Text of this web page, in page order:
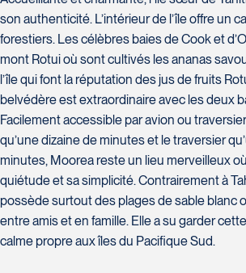
son authenticité. L’intérieur de l’île offre un
forestiers. Les célèbres baies de Cook et
mont Rotui où sont cultivés les ananas
l’île qui font la réputation des jus de fruits
belvédère est extraordinaire avec les deux
Facilement accessible par avion ou
qu’une dizaine de minutes et le traversier
minutes, Moorea reste un lieu merveilleux où
quiétude et sa simplicité. Contrairement à
possède surtout des plages de sable blanc
entre amis et en famille. Elle a su garder
calme propre aux îles du Pacifique Sud.
Tél :450-582-4727 / 1-866-755-
5256
Voyages Nouveau-Monde
420 Boulevard Manseau
Joliette
J6E 3E1
Tél : 450-755-5557 / 1-877-751-
5557
J7E 0C2
Tél :450-437-2324
Voyages des Laurentides
939 Boulevard Albiny-Paquette
Mont-Laurier
J9L 3J1
Tél :819-623-2511 / 1-866-385-
2511
Laval
H7T 1C8
Tél :450-688-6211 / 1-888-682-
8616
Club Voyages Orientation
1001 Boulevard de Montarville -
local 39
Boucherville
J4B 6P5
Tél :450-655-1855 / 1-866-655-
5736
La Forfaiterie Voyages
5401 Boulevard Des Galeries -
Local 104 (porte H)
Québec
G2K 1N4
Tél :418-652-2400 / 1-888-848-
1518
418-543-0277